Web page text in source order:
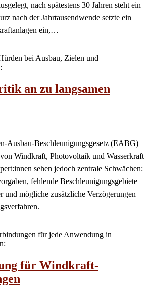
nach spätestens 30 Jahren steht ein
nach der Jahrtausendwende setzte ein
ein,…
bei Ausbau, Zielen und
an zu langsamen
Ausbau-Beschleunigungsgesetz (EABG)
Windkraft, Photovoltaik und Wasserkraft
sehen jedoch zentrale Schwächen:
fehlende Beschleunigungsgebiete
und mögliche zusätzliche Verzögerungen
für jede Anwendung in
für Windkraft-